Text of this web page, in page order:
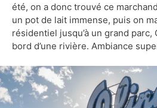
été, on a donc trouvé ce
un pot de lait immense, puis on
résidentiel jusqu’à un grand parc,
bord d’une rivière. Ambiance